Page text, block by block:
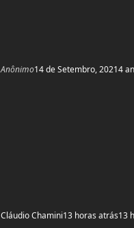
Anônimo14 de Setembro, 20214
Cláudio Chamini13 horas atrás13 h